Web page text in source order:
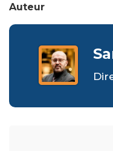
Auteur